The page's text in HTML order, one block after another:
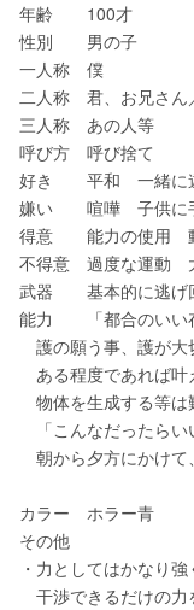
年齢　　100才
性別　　男の子
一人称　僕
二人称　君、お兄さん
三人称　あの人等
呼び方　呼び捨て
好き　　平和　一緒
嫌い　　喧嘩　子供
得意　　能力の使用　
不得意　過度な運動
武器　　基本的に逃
能力　　「都合のいい
護の願う事、護が大
ある程度であれば叶
物体を生成する等は
「こんなだったらい
朝から夕方にかけて
カラー　ホラー青
その他
・力としてはかなり
干渉できるだけの力